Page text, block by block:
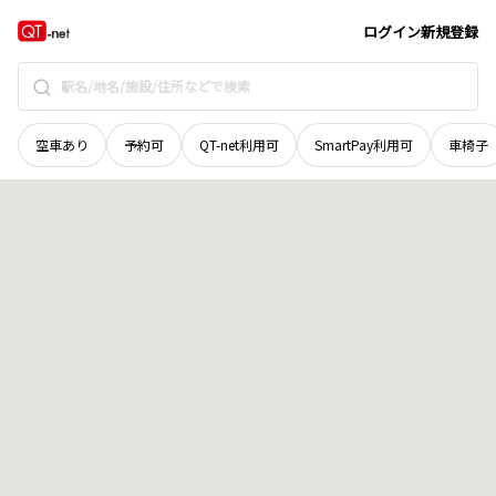
ログイン新規登録
空車あり 予約可 QT-net利用可 SmartPay利用可 車椅子
広島県